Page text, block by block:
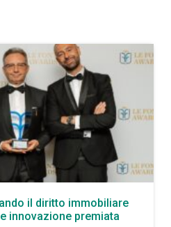
il diritto immobiliare
innovazione premiata